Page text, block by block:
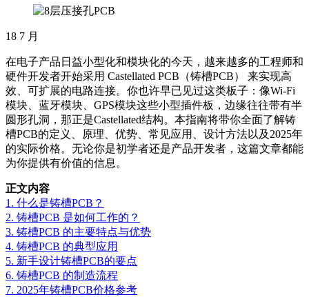
18 7 月
在电子产品日益小型化和模块化的今天，越来越多的工程师和
硬件开发者开始采用 Castellated PCB（铸槽PCB） 来实现高
效、可扩展的电路连接。你也许早已见过这类板子：像Wi-Fi
模块、蓝牙模块、GPS模块这些小型插件板，边缘往往带有半
圆形孔洞，那正是Castellated结构。本指南将带你全面了解铸
槽PCB的定义、原理、优势、常见应用、设计方法以及2025年
的实际价格。无论你是初学者还是产品开发者，这篇文章都能
为你提供有价值的信息。
正文内容
1. 什么是铸槽PCB？
2. 铸槽PCB 是如何工作的？
3. 铸槽PCB 的主要特点与优势
4. 铸槽PCB 的典型应用
5. 新手设计铸槽PCB的要点
6. 铸槽PCB 的制造流程
7. 2025年铸槽PCB价格参考